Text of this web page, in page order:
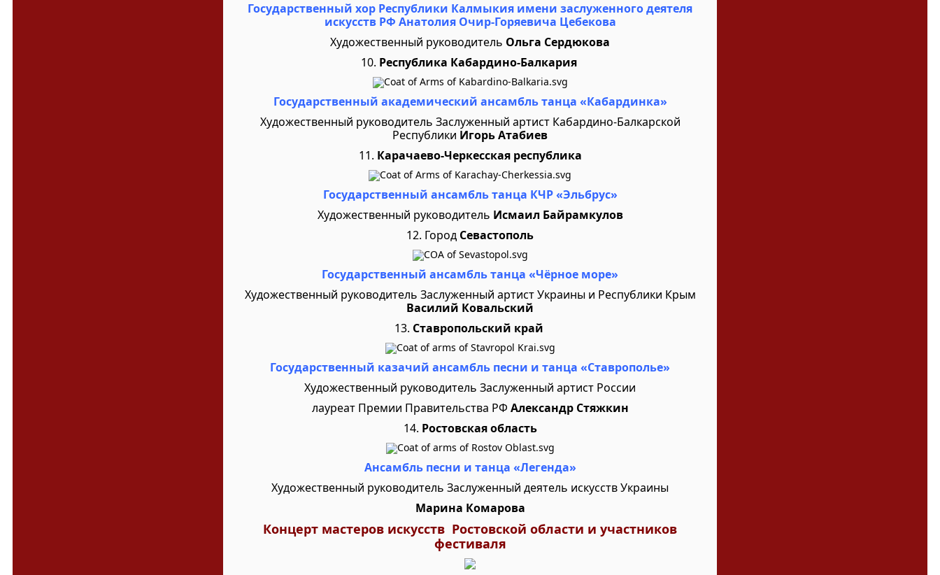
Государственный хор Республики Калмыкия имени заслуженного деятеля
искусств РФ Анатолия Очир-Горяевича Цебекова
Художественный руководитель Ольга Сердюкова
10. Республика Кабардино-Балкария
Государственный академический ансамбль танца «Кабардинка»
Художественный руководитель Заслуженный артист Кабардино-Балкарской
Республики Игорь Атабиев
11. Карачаево-Черкесская республика
Государственный ансамбль танца КЧР «Эльбрус»
Художественный руководитель Исмаил Байрамкулов
12. Город Севастополь
Государственный ансамбль танца «Чёрное море»
Художественный руководитель Заслуженный артист Украины и Республики Крым
Василий Ковальский
13. Ставропольский край
Государственный казачий ансамбль песни и танца «Ставрополье»
Художественный руководитель Заслуженный артист России
лауреат Премии Правительства РФ Александр Стяжкин
14. Ростовская область
Ансамбль песни и танца «Легенда»
Художественный руководитель Заслуженный деятель искусств Украины
Марина Комарова
Концерт мастеров искусств Ростовской области и участников
фестиваля